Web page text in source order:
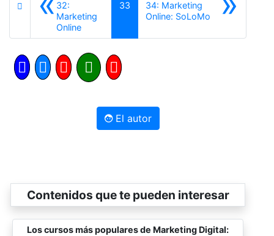
32:
Marketing
OnlineAnterior
33
34: Marketing
Online: SoLoMoSiguiente
El autor
Contenidos que te pueden interesar
Los cursos más populares de Marketing Digital: